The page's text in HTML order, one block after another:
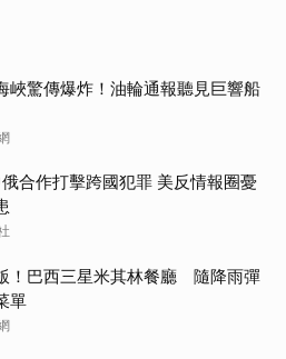
峽驚傳爆炸！油輪通報聽見巨響船
合作打擊跨國犯罪 美反情報圈憂
！巴西三星米其林餐廳 隨降雨彈
單